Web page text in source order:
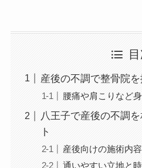
産後の不調で整骨院
腰痛や肩こりなど
八王子で産後の不調
ト
産後向けの施術内
通いやすい立地と